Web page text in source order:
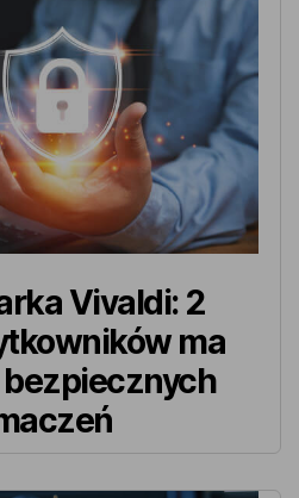
Vivaldi: 2
ma